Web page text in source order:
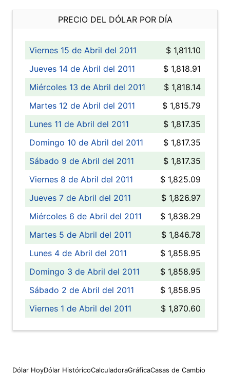
PRECIO DEL DÓLAR POR DÍA
Viernes 15 de Abril del 2011
$ 1,811.10
Jueves 14 de Abril del 2011
$ 1,818.91
Miércoles 13 de Abril del 2011
$ 1,818.14
Martes 12 de Abril del 2011
$ 1,815.79
Lunes 11 de Abril del 2011
$ 1,817.35
Domingo 10 de Abril del 2011
$ 1,817.35
Sábado 9 de Abril del 2011
$ 1,817.35
Viernes 8 de Abril del 2011
$ 1,825.09
Jueves 7 de Abril del 2011
$ 1,826.97
Miércoles 6 de Abril del 2011
$ 1,838.29
Martes 5 de Abril del 2011
$ 1,846.78
Lunes 4 de Abril del 2011
$ 1,858.95
Domingo 3 de Abril del 2011
$ 1,858.95
Sábado 2 de Abril del 2011
$ 1,858.95
Viernes 1 de Abril del 2011
$ 1,870.60
Dólar HoyDólar HistóricoCalculadoraGráficaCasas de Cambio